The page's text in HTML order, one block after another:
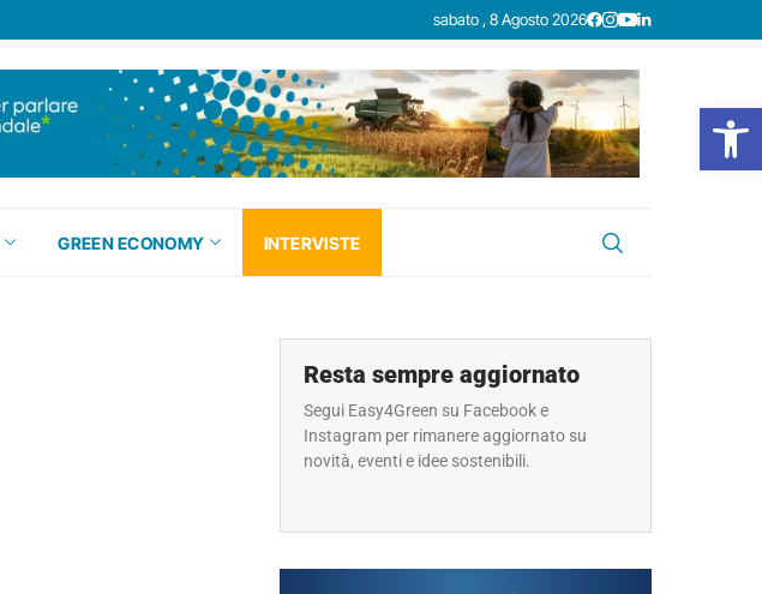
sabato , 8 Agosto 2026
GREEN ECONOMY INTERVISTE
Resta sempre aggiornato
Segui Easy4Green su Facebook e
Instagram per rimanere aggiornato su
novità, eventi e idee sostenibili.